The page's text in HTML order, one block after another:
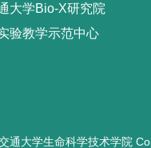
大学Bio-X研究院
验教学示范中心
交通大学生命科学技术学院